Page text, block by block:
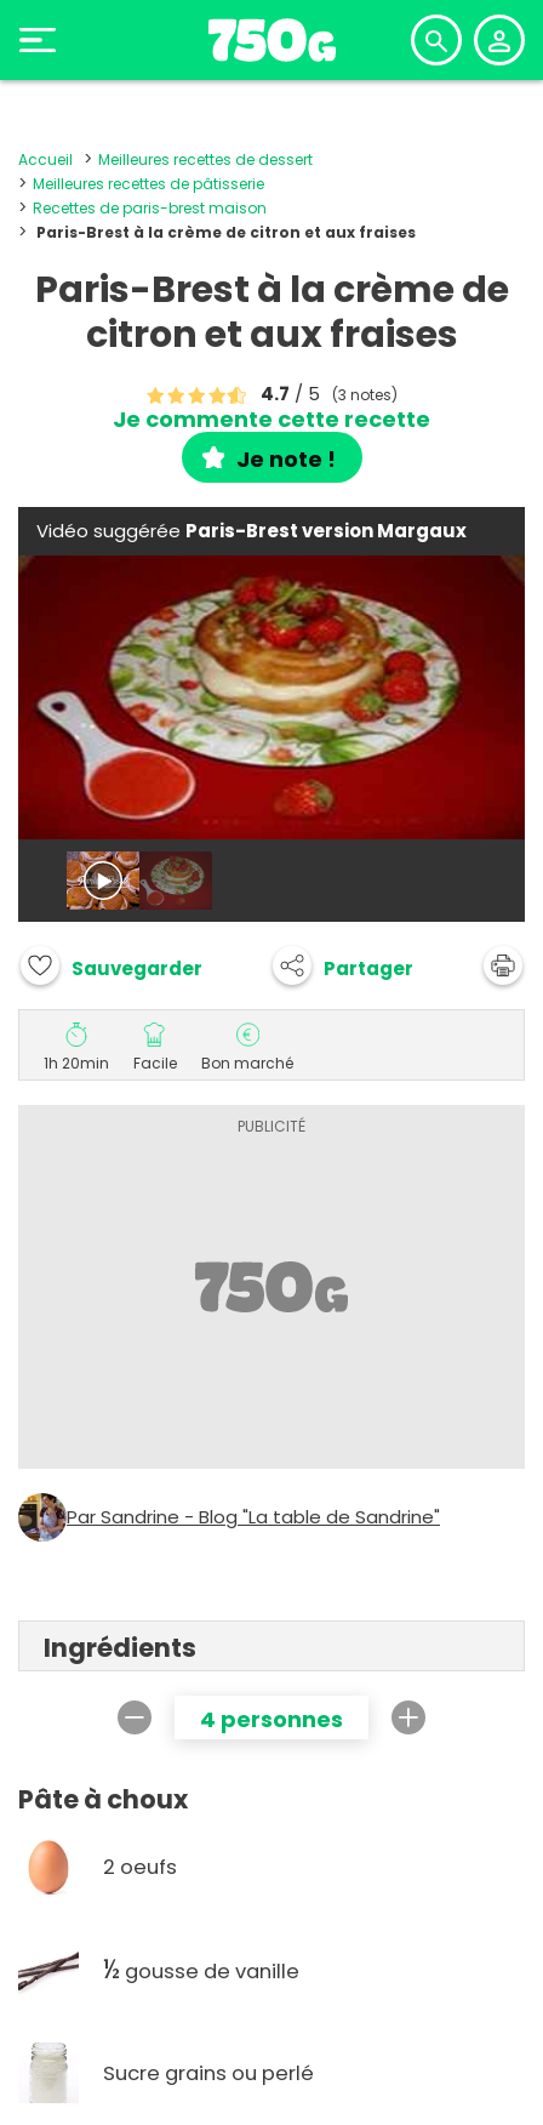
Accueil
Meilleures recettes de dessert
Meilleures recettes de pâtisserie
Recettes de paris-brest maison
Paris-Brest à la crème de citron et aux fraises
Paris-Brest à la crème de
citron et aux fraises
4.7 / 5 (3 notes)
Je commente cette recette
Je note !
Vidéo suggérée Paris-Brest version Margaux
Sauvegarder Partager
1h 20min Facile Bon marché
Par Sandrine - Blog "La table de Sandrine"
Ingrédients
4 personnes
Pâte à choux
2 oeufs
½ gousse de vanille
Sucre grains ou perlé